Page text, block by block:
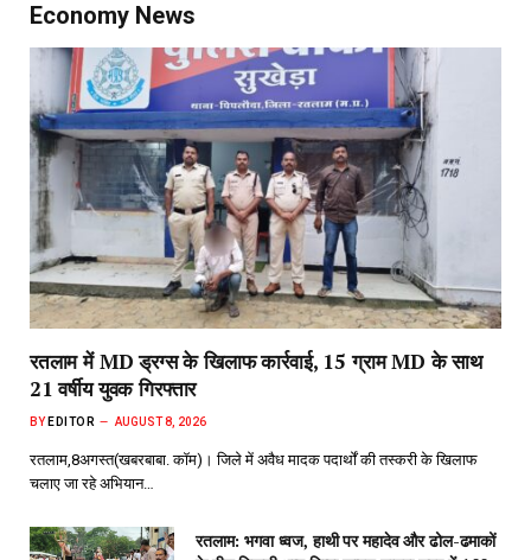
Economy News
रतलाम में MD ड्रग्स के खिलाफ कार्रवाई, 15 ग्राम MD के साथ
21 वर्षीय युवक गिरफ्तार
BY EDITOR AUGUST 8, 2026
रतलाम,8अगस्त(खबरबाबा. कॉम)। जिले में अवैध मादक पदार्थों की तस्करी के खिलाफ
चलाए जा रहे अभियान…
रतलाम: भगवा ध्वज, हाथी पर महादेव और ढोल-ढमाकों